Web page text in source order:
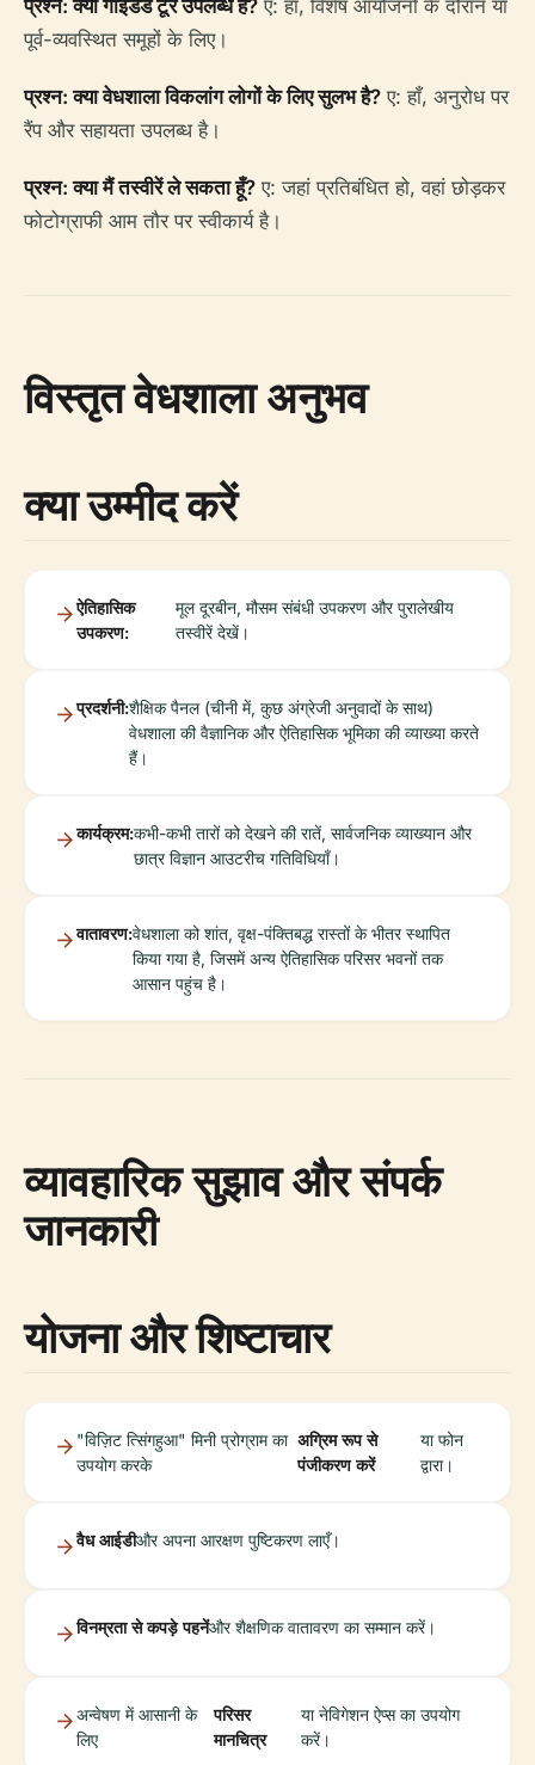
प्रश्न: क्या गाइडेड टूर उपलब्ध हैं? ए: हाँ, विशेष आयोजनों के दौरान या
पूर्व-व्यवस्थित समूहों के लिए।
प्रश्न: क्या वेधशाला विकलांग लोगों के लिए सुलभ है? ए: हाँ, अनुरोध पर
रैंप और सहायता उपलब्ध है।
प्रश्न: क्या मैं तस्वीरें ले सकता हूँ? ए: जहां प्रतिबंधित हो, वहां छोड़कर
फोटोग्राफी आम तौर पर स्वीकार्य है।
विस्तृत वेधशाला अनुभव
क्या उम्मीद करें
ऐतिहासिक
उपकरण:
मूल दूरबीन, मौसम संबंधी उपकरण और पुरालेखीय
तस्वीरें देखें।
प्रदर्शनी:शैक्षिक पैनल (चीनी में, कुछ अंग्रेजी अनुवादों के साथ)
वेधशाला की वैज्ञानिक और ऐतिहासिक भूमिका की व्याख्या करते
हैं।
कार्यक्रम:कभी-कभी तारों को देखने की रातें, सार्वजनिक व्याख्यान और
छात्र विज्ञान आउटरीच गतिविधियाँ।
वातावरण:वेधशाला को शांत, वृक्ष-पंक्तिबद्ध रास्तों के भीतर स्थापित
किया गया है, जिसमें अन्य ऐतिहासिक परिसर भवनों तक
आसान पहुंच है।
व्यावहारिक सुझाव और संपर्क
जानकारी
योजना और शिष्टाचार
"विज़िट त्सिंगहुआ" मिनी प्रोग्राम का
उपयोग करके
अग्रिम रूप से
पंजीकरण करें
या फोन
द्वारा।
वैध आईडीऔर अपना आरक्षण पुष्टिकरण लाएँ।
विनम्रता से कपड़े पहनेंऔर शैक्षणिक वातावरण का सम्मान करें।
अन्वेषण में आसानी के
लिए
परिसर
मानचित्र
या नेविगेशन ऐप्स का उपयोग
करें।